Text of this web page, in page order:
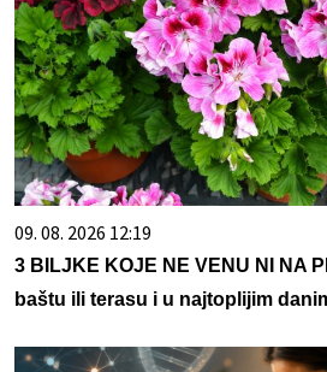
09. 08. 2026 12:19
3 BILJKE KOJE NE VENU NI NA
baštu ili terasu i u najtoplijim